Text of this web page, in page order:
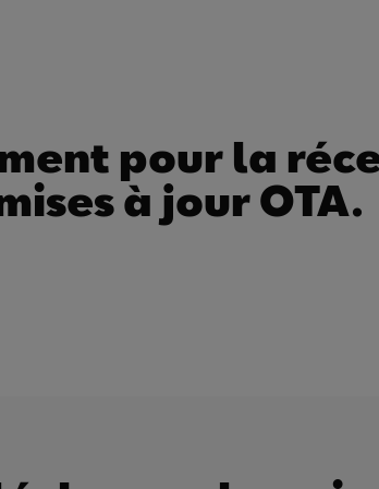
pour la
à jour OTA.